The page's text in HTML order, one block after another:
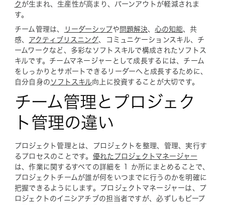
ク が生まれ、生産性が高まり、バーンアウトが軽減されま
す。
チーム管理は、 リーダーシップや 問題解決、心の知能、共
感、 アクティブリスニング、コミュニケーションスキル、チ
ームワークなど、多彩なソフトスキルで構成されたソフトス
キルです。チームマネージャーとして成長するには、チーム
をしっかりとサポートできるリーダーへと成長するために、
自分自身の ソフトスキル向上に投資することが大切です。
チーム管理とプロジェク
ト管理の違い
プロジェクト管理とは、プロジェクトを整理、管理、実行す
るプロセスのことです。 優れたプロジェクトマネージャー
は、作業に関するすべての詳細を 1 か所にまとめることで、
プロジェクトチームが誰が何をいつまでに行うのかを明確に
把握できるようにします。プロジェクトマネージャーは、プ
ロジェクトのイニシアチブの担当者ですが、必ずしもピープ